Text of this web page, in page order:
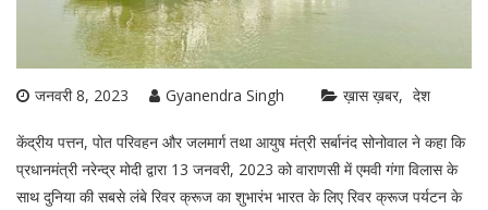
जनवरी 8, 2023 Gyanendra Singh ख़ास ख़बर देश
केंद्रीय पत्तन, पोत परिवहन और जलमार्ग तथा आयुष मंत्री सर्बानंद सोनोवाल ने कहा कि
प्रधानमंत्री नरेन्द्र मोदी द्वारा 13 जनवरी, 2023 को वाराणसी में एमवी गंगा विलास के
साथ दुनिया की सबसे लंबे रिवर क्रूज का शुभारंभ भारत के लिए रिवर क्रूज पर्यटन के